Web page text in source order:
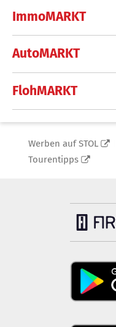
ImmoMARKT
AutoMARKT
FlohMARKT
Werben auf STOL
Tourentipps